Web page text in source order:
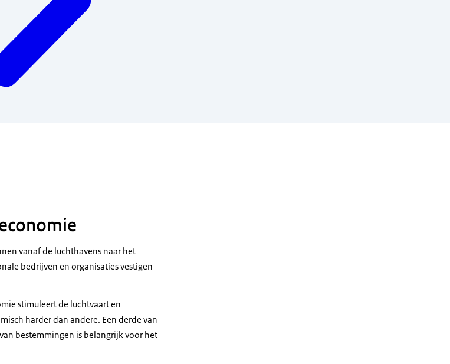
vanaf de luchthavens naar het
bedrijven en organisaties vestigen
stimuleert de luchtvaart en
harder dan andere. Een derde van
bestemmingen is belangrijk voor het